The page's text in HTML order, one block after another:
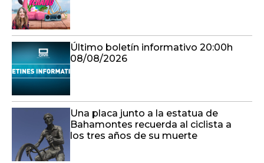
Último boletín informativo 20:00h
08/08/2026
Una placa junto a la estatua de
Bahamontes recuerda al ciclista a
los tres años de su muerte